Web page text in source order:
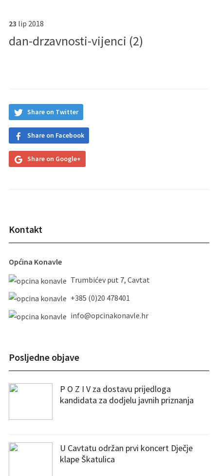
23 lip 2018
dan-drzavnosti-vijenci (2)
Share on Twitter
Share on Facebook
Share on Google+
Kontakt
Općina Konavle
Trumbićev put 7, Cavtat
+385 (0)20 478401
info@opcinakonavle.hr
Posljedne objave
P O Z I V za dostavu prijedloga
kandidata za dodjelu javnih priznanja
U Cavtatu održan prvi koncert Dječje
klape Škatulica